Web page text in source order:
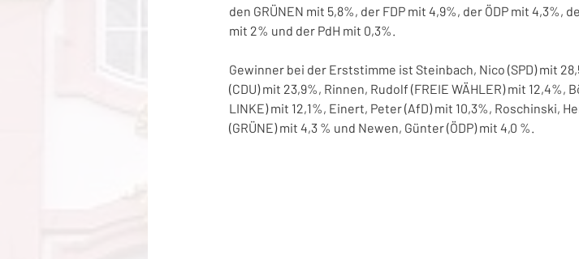
den GRÜNEN mit 5,8%, der FDP mit 4,9%, der ÖDP mit
mit 2% und der PdH mit 0,3%.
Gewinner bei der Erststimme ist Steinbach, Nico (SPD) mit
(CDU) mit 23,9%, Rinnen, Rudolf (FREIE WÄHLER) mit 12,4%,
LINKE) mit 12,1%, Einert, Peter (AfD) mit 10,3%, Roschinski,
(GRÜNE) mit 4,3 % und Newen, Günter (ÖDP) mit 4,0 %.